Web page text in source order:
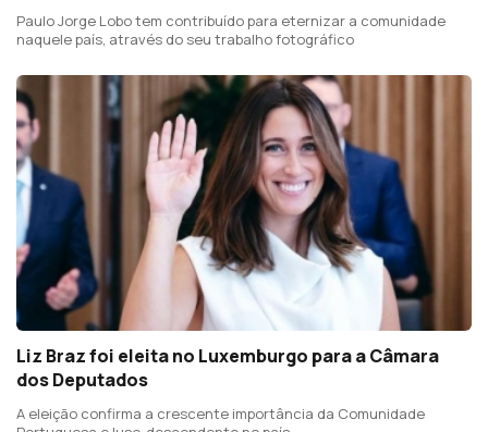
Paulo Jorge Lobo tem contribuído para eternizar a comunidade
naquele país, através do seu trabalho fotográfico
Liz Braz foi eleita no Luxemburgo para a Câmara
dos Deputados
A eleição confirma a crescente importância da Comunidade